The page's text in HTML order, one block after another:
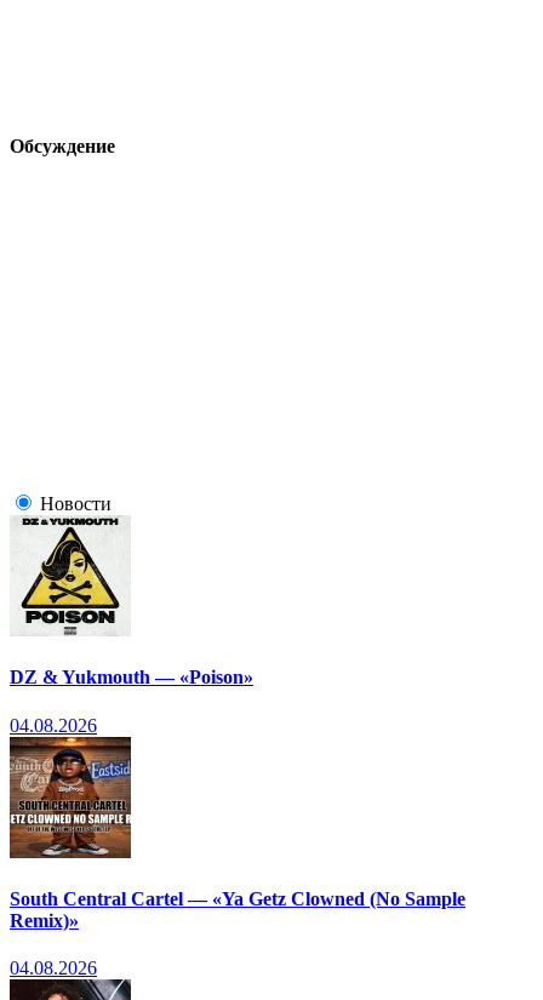
Обсуждение
Новости
DZ & Yukmouth — «Poison»
04.08.2026
South Central Cartel — «Ya Getz Clowned (No Sample
Remix)»
04.08.2026